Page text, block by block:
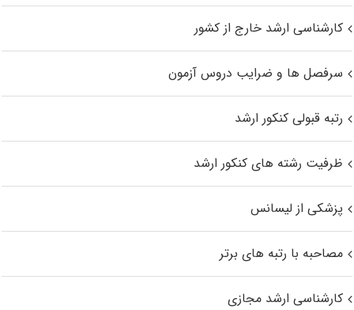
کارشناسی ارشد خارج از کشور
سرفصل ها و ضرایب دروس آزمون
رتبه قبولی کنکور ارشد
ظرفیت رشته های کنکور ارشد
پزشکی از لیسانس
مصاحبه با رتبه های برتر
کارشناسی ارشد مجازی